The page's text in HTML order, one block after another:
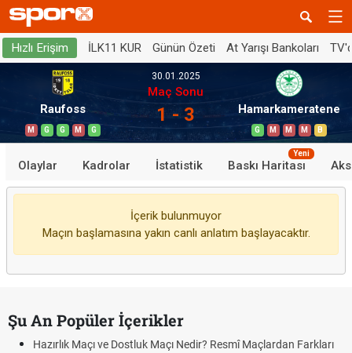
Hızlı Erişim İLK11 KUR Günün Özeti At Yarışı Bankoları
Raufoss
M G G M G
30.01.2025
Maç Sonu
1 - 3 Hamarkameratene
G M M M B
Olaylar Kadrolar İstatistik Baskı Haritası
Yeni
İçerik bulunmuyor
Maçın başlamasına yakın canlı anlatım başlayacaktır.
Şu An Popüler İçerikler
Hazırlık Maçı ve Dostluk Maçı Nedir? Resmî Maçlardan Farkları